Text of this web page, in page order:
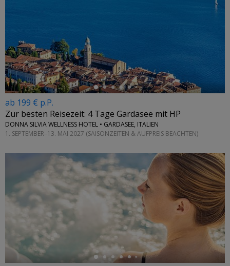
ab 199 € p.P.
Zur besten Reisezeit: 4 Tage Gardasee mit HP
DONNA SILVIA WELLNESS HOTEL • GARDASEE, ITALIEN
1. SEPTEMBER–13. MAI 2027 (SAISONZEITEN & AUFPREIS BEACHTEN)
←